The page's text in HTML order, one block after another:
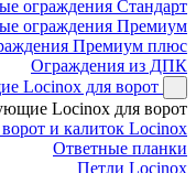
ограждения Стандарт
ограждения Премиум
Премиум плюс
Ограждения из ДПК
Locinox для ворот
Locinox для ворот
и калиток Locinox
Ответные планки
Петли Locinox